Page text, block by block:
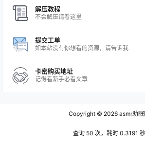
解压教程
不会解压请看这里
提交工单
如本站没有你想看的资源，请告诉我
卡密购买地址
记得看新手必看文章
Copyright © 2026asmr助眠
查询 50 次，耗时 0.3191 秒